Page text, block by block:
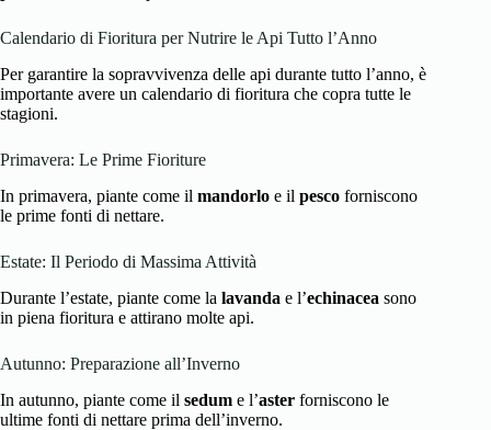
Calendario di Fioritura per Nutrire le Api Tutto l’Anno
Per garantire la sopravvivenza delle api durante tutto l’anno, è
importante avere un calendario di fioritura che copra tutte le
stagioni.
Primavera: Le Prime Fioriture
In primavera, piante come il mandorlo e il pesco forniscono
le prime fonti di nettare.
Estate: Il Periodo di Massima Attività
Durante l’estate, piante come la lavanda e l’echinacea sono
in piena fioritura e attirano molte api.
Autunno: Preparazione all’Inverno
In autunno, piante come il sedum e l’aster forniscono le
ultime fonti di nettare prima dell’inverno.